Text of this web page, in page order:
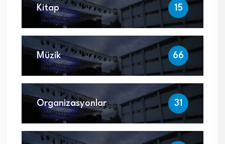
Kitap 15
Müzik 66
Organizasyonlar 31